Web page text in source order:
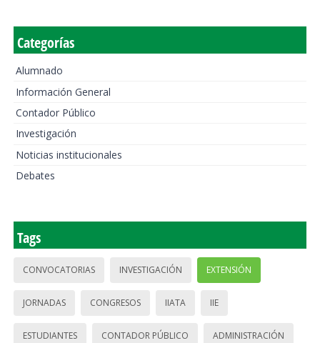
Categorías
Alumnado
Información General
Contador Público
Investigación
Noticias institucionales
Debates
Tags
CONVOCATORIAS INVESTIGACIÓN EXTENSIÓN
JORNADAS CONGRESOS IIATA IIE
ESTUDIANTES CONTADOR PÚBLICO ADMINISTRACIÓN